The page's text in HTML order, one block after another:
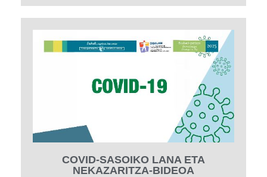
COVID-SASOIKO LANA ETA
NEKAZARITZA-BIDEOA